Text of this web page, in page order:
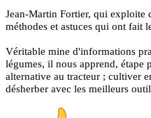
Jean-Martin Fortier, qui exploite
méthodes et astuces qui ont fait
Véritable mine d'informations
légumes, il nous apprend, étape
alternative au tracteur ; cultiver
désherber avec les meilleurs